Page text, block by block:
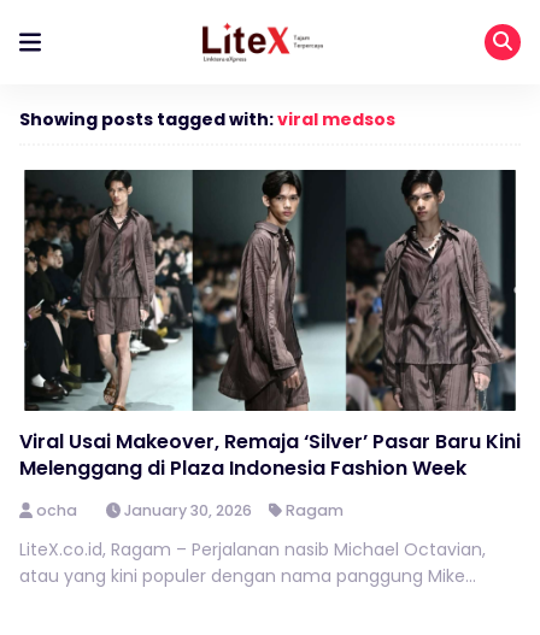
Showing posts tagged with:viral medsos
Viral Usai Makeover, Remaja ‘Silver’ Pasar Baru Kini
Melenggang di Plaza Indonesia Fashion Week
ocha January 30, 2026 Ragam
LiteX.co.id, Ragam – Perjalanan nasib Michael Octavian,
atau yang kini populer dengan nama panggung Mike...